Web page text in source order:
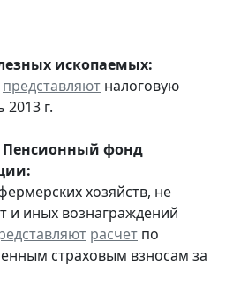
ископаемых:
представляют налоговую
2013 г.
Пенсионный фонд
хозяйств, не
и иных вознаграждений
расчет по
страховым взносам за